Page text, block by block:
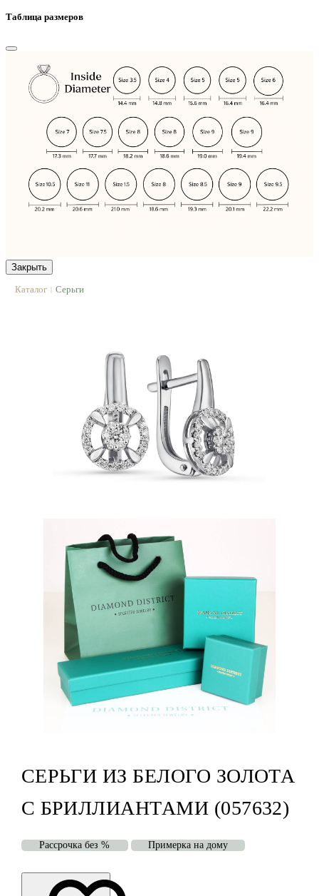
Таблица размеров
Закрыть
Каталог | Серьги
СЕРЬГИ ИЗ БЕЛОГО ЗОЛОТА
С БРИЛЛИАНТАМИ (057632)
Рассрочка без % Примерка на дому